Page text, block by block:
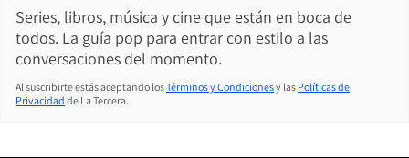
Series, libros, música y cine que están en boca de
todos. La guía pop para entrar con estilo a las
conversaciones del momento.
Al suscribirte estás aceptando losTérminos y Condicionesy las Políticas de
Privacidad de La Tercera.